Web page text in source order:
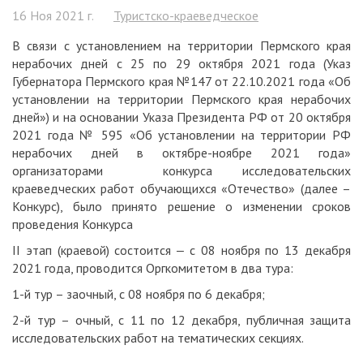
16 Ноя 2021 г.
Туристско-краеведческое
В связи с установлением на территории Пермского края
нерабочих дней с 25 по 29 октября 2021 года (Указ
Губернатора Пермского края №147 от 22.10.2021 года «Об
установлении на территории Пермского края нерабочих
дней») и на основании Указа Президента РФ от 20 октября
2021 года № 595 «Об установлении на территории РФ
нерабочих дней в октябре-ноябре 2021 года»
организаторами конкурса исследовательских
краеведческих работ обучающихся «Отечество» (далее –
Конкурс), было принято решение о изменении сроков
проведения Конкурса
II этап (краевой) состоится ‒ с 08 ноября по 13 декабря
2021 года, проводится Оргкомитетом в два тура:
1-й тур – заочный, с 08 ноября по 6 декабря;
2-й тур – очный, с 11 по 12 декабря, публичная защита
исследовательских работ на тематических секциях.